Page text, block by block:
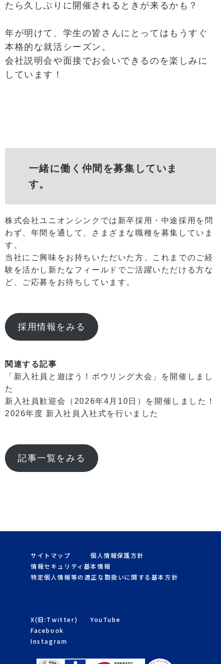
たら久しぶりに開催されるときが来るかも？
年が明けて、学生の皆さんにとってはもうすぐ
本格的な就活シーズン。
会社説明会や面接でお会いできるのを楽しみに
しています！
一緒に働く仲間を募集していま
す。
株式会社ユニオンシンクでは新卒採用・中途採用を問
わず、年間を通して、さまざまな職種を募集していま
す。
当社にご興味をお持ちいただいた方、これまでのご経
験を活かし新たなフィールドでご活躍いただける方な
ど、ご応募をお待ちしています。
採用情報をみる
関連する記事
「新入社員と遊ぼう！ボウリング大会」を開催しまし
た
新入社員歓迎会（2026年4月10日）を開催しました！
2026年度 新入社員入社式を行いました
記事一覧をみる
サイトマップ
個人情報保護方針
情報セキュリティ基本情報
特定個人情報等の適正な取扱いに関する基本方針
X(旧:Twitter)
YouTube
Facebook
Instagram